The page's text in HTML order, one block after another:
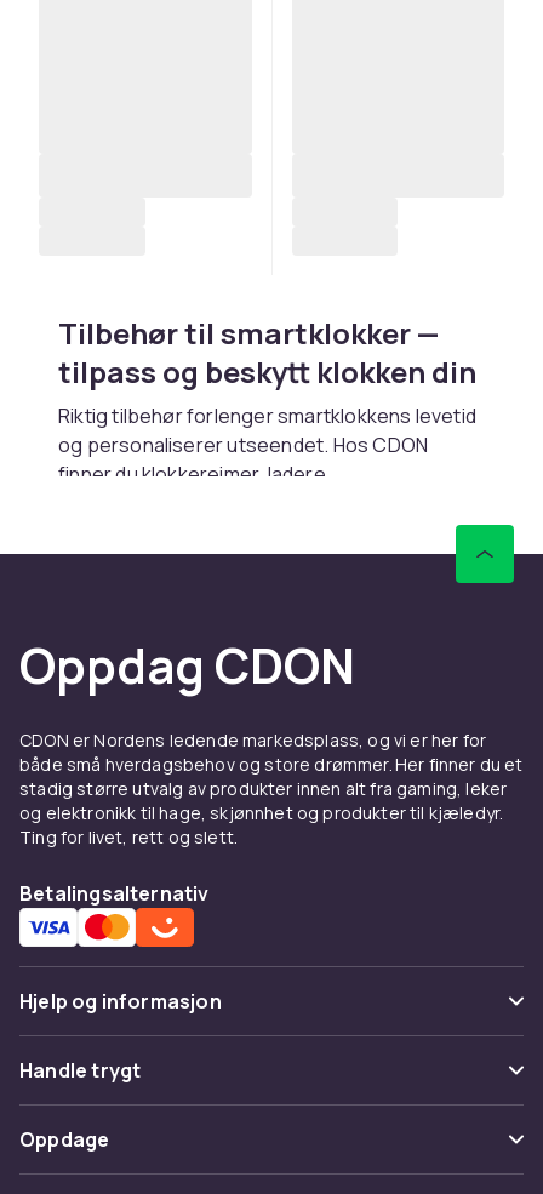
Tilbehør til smartklokker —
tilpass og beskytt klokken din
Riktig tilbehør forlenger smartklokkens levetid
og personaliserer utseendet. Hos CDON
finner du klokkereimer, ladere,
Klokkereimer — personaliser
Utbyttbareklokkereimerer det mest
populære tilbehøret for smartklokker.
Ladere og kabler — hold
klokken ladet
En ekstra lader til hjemmet og reisen sikrer at
Skjermbeskyttelse og deksel
Skjermbeskyttelse
uten å påvirke berøringsfølsomheten.
best garantert kompatibilitet. Tredjeparts-
produsenter som Spigen tilbyr gode
alternativer. Kontroller alltid kompatibilitet med
din urmodell.
Oppdag CDON
CDON er Nordens ledende markedsplass, og vi er her for
både små hverdagsbehov og store drømmer. Her finner du et
stadig større utvalg av produkter innen alt fra gaming, leker
og elektronikk til hage, skjønnhet og produkter til kjæledyr.
Ting for livet, rett og slett.
Betalingsalternativ
Hjelp og informasjon
Vanlige spørsmål
Spor pakke
Angre & returner her
Handle trygt
Betaling
Levering
Oppdage